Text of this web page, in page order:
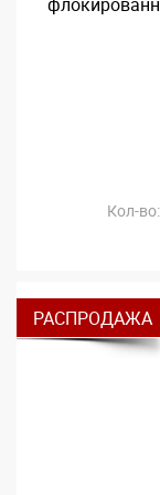
Кол-во:
РАСПРОДАЖА